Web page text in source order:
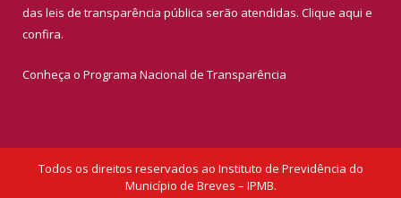
das leis de transparência pública serão atendidas. Clique aqui e
confira.
Conheça o Programa Nacional de Transparência
Todos os direitos reservados ao Instituto de Previdência do
Município de Breves – IPMB.